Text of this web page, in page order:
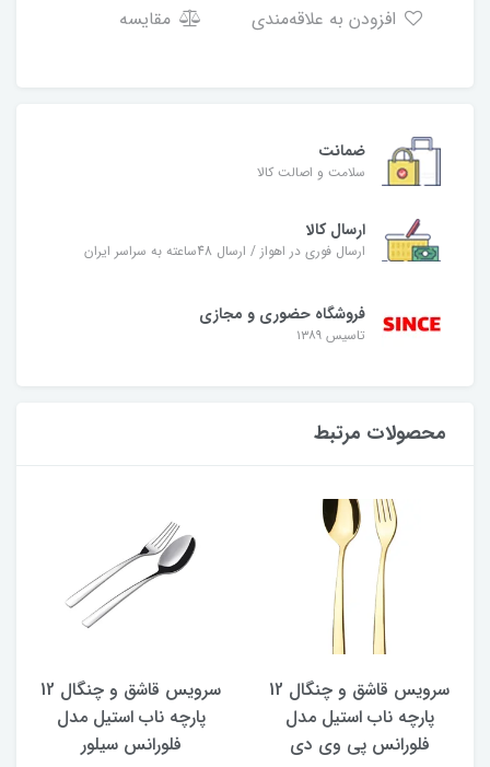
مقایسه
ضمانت
سلامت و اصالت کالا
ارسال کالا
ارسال فوری در اهواز / ارسال 48ساعته به سراسر ایران
فروشگاه حضوری و مجازی
تاسیس ۱۳۸۹
محصولات مرتبط
سرویس قاشق و چنگال 12
پارچه ناب استیل مدل
فلورانس پی وی دی
سرویس قاشق و چنگال 12
پارچه ناب استیل مدل
فلورانس سیلور